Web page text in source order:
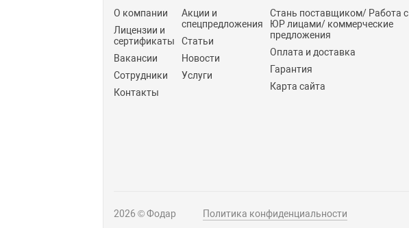
О компании
Лицензии и
сертификаты
Вакансии
Сотрудники
Контакты
Акции и
спецпредложения
Статьи
Новости
Услуги
Стань поставщиком/ Работа с
ЮР лицами/ коммерческие
предложения
Оплата и доставка
Гарантия
Карта сайта
2026 © Фодар Политика конфиденциальности